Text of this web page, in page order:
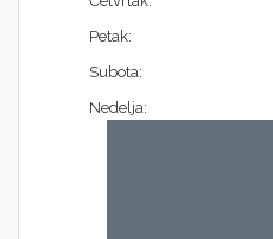
Petak:
Subota:
Nedelja: